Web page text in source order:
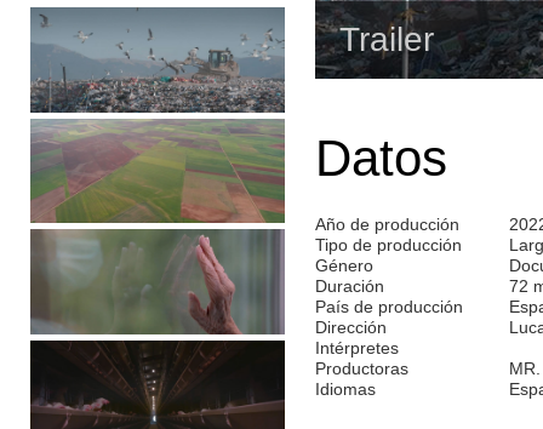
Trailer
Datos
Año de producción
Tipo de producción
Género
Duración
72
País de producción
Dirección
Intérpretes
Productoras
Idiomas